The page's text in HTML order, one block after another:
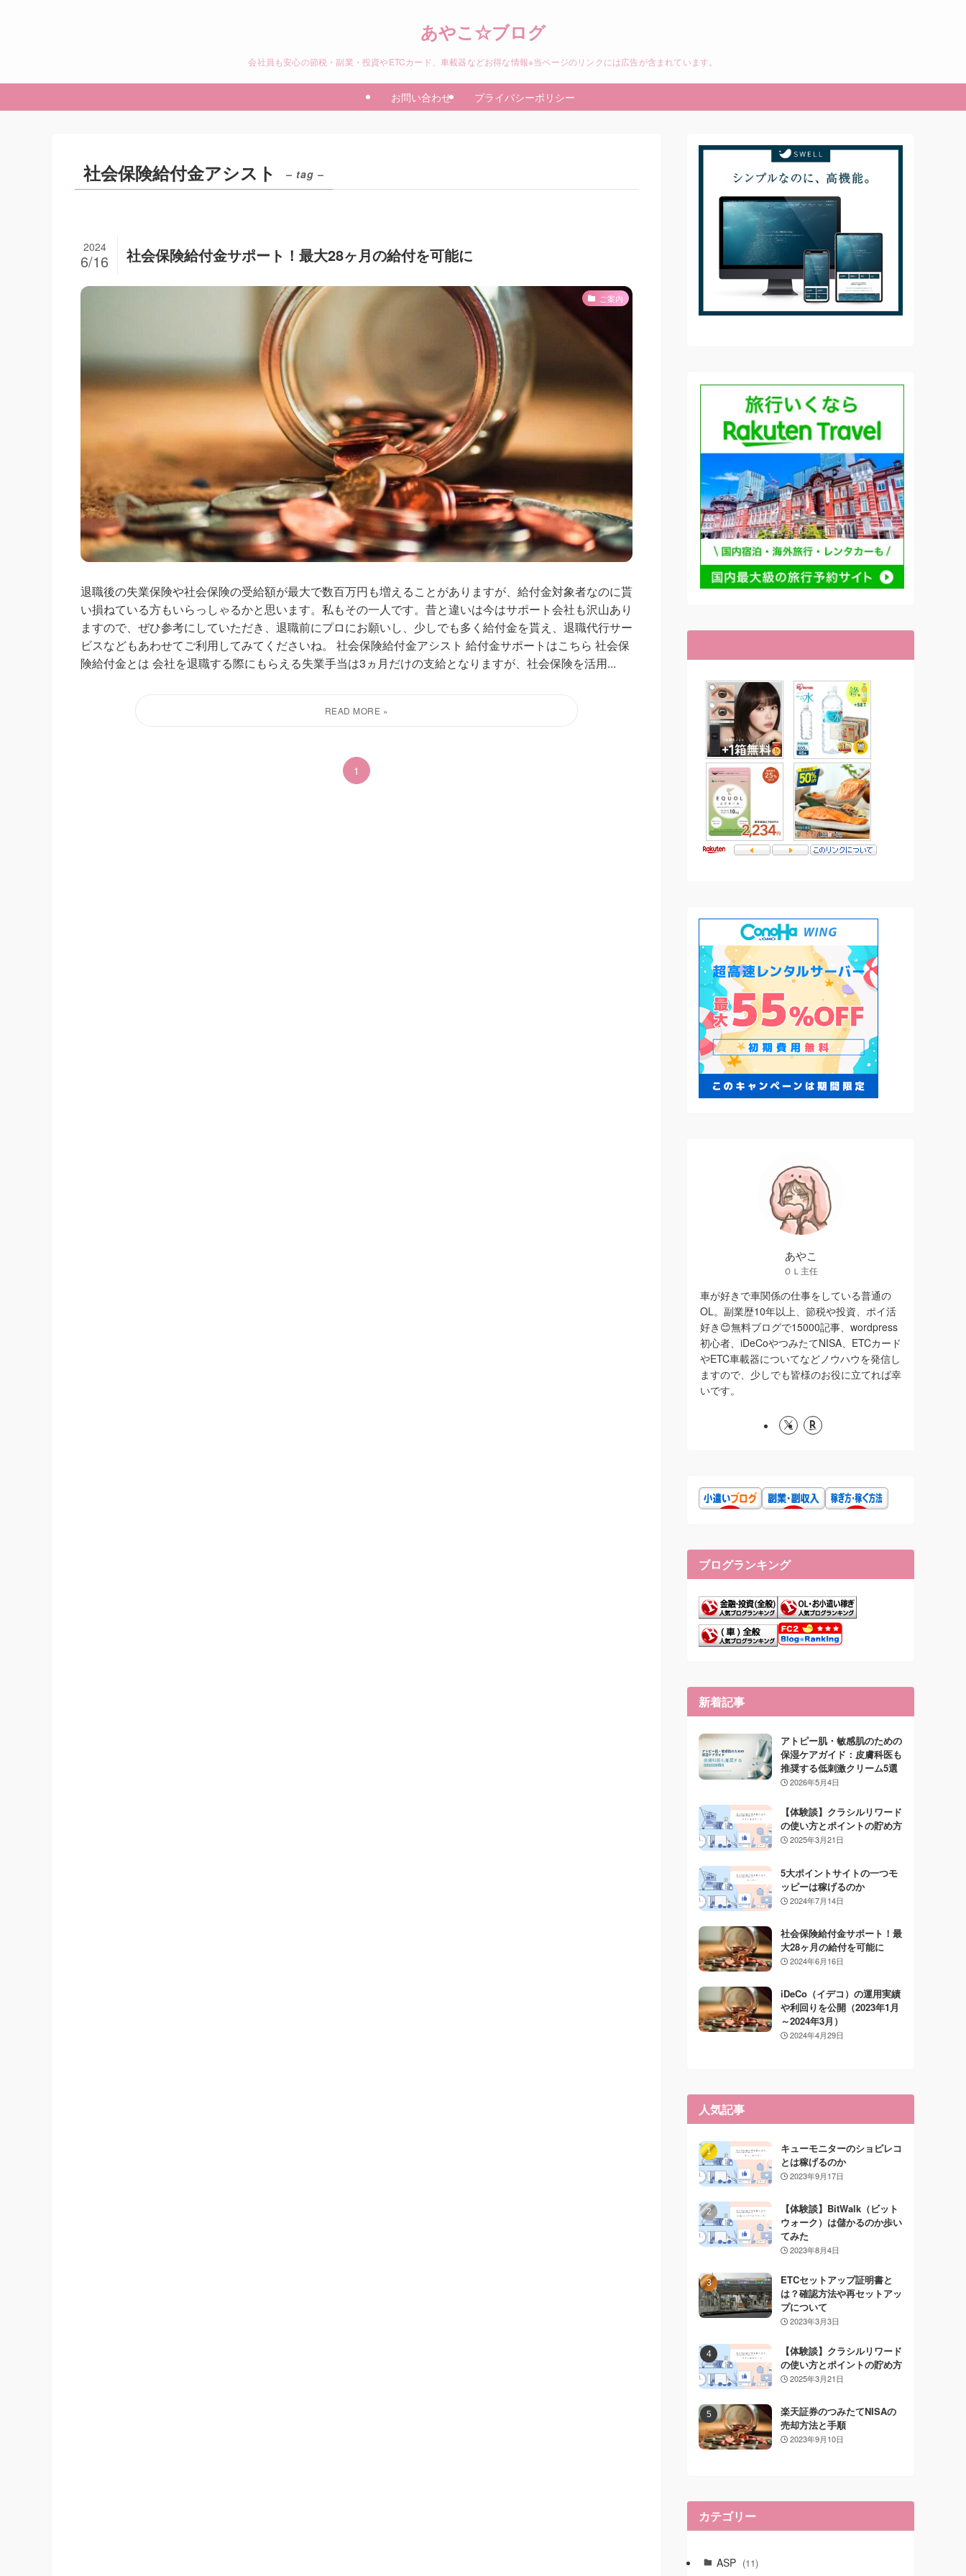
あやこ☆ブログ
会社員も安心の節税・副業・投資やETCカード、車載器などお得な情報※当ページのリンクには広告が含まれています。
お問い合わせ プライバシーポリシー
社会保険給付金アシスト – tag –
社会保険給付金サポート！最大28ヶ月の給付を可能に
2024
6/16
ご案内
退職後の失業保険や社会保険の受給額が最大で数百万円も増えることがありますが、給付金対象者なのに貰
い損ねている方もいらっしゃるかと思います。私もその一人です。昔と違いは今はサポート会社も沢山あり
ますので、ぜひ参考にしていただき、退職前にプロにお願いし、少しでも多く給付金を貰え、退職代行サー
ビスなどもあわせてご利用してみてくださいね。 社会保険給付金アシスト 給付金サポートはこちら 社会保
険給付金とは 会社を退職する際にもらえる失業手当は3ヵ月だけの支給となりますが、社会保険を活用...
1
あやこ
ＯＬ主任
車が好きで車関係の仕事をしている普通の
OL。副業歴10年以上、節税や投資、ポイ活
好き😊無料ブログで15000記事、wordpress
初心者、iDeCoやつみたてNISA、ETCカード
やETC車載器についてなどノウハウを発信し
ますので、少しでも皆様のお役に立てれば幸
いです。
ブログランキング
新着記事
アトピー肌・敏感肌のための
保湿ケアガイド：皮膚科医も
推奨する低刺激クリーム5選
2026年5月4日
【体験談】クラシルリワード
の使い方とポイントの貯め方
2025年3月21日
5大ポイントサイトの一つモ
ッピーは稼げるのか
2024年7月14日
社会保険給付金サポート！最
大28ヶ月の給付を可能に
2024年6月16日
iDeCo（イデコ）の運用実績
や利回りを公開（2023年1月
～2024年3月）
2024年4月29日
人気記事
キューモニターのショピレコ
とは稼げるのか
2023年9月17日
【体験談】BitWalk（ビット
ウォーク）は儲かるのか歩い
てみた
2023年8月4日
ETCセットアップ証明書と
は？確認方法や再セットアッ
プについて
2023年3月3日
【体験談】クラシルリワード
の使い方とポイントの貯め方
2025年3月21日
楽天証券のつみたてNISAの
売却方法と手順
2023年9月10日
カテゴリー
ASP (11)